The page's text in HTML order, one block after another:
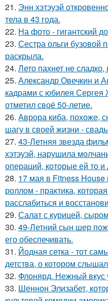
21. Энн хэтэуэй
тела в 43 года.
22. На фото - гигантский
23. Сестра ольги бузовой
раскрыла.
24. Лето пахнет не
25. Александр Овечкин и
кадрами с юбилея Сергея
отметил своё 50-летие.
26. Аврора киба, похоже,
шагу в своей жизни -
27. 43-Летняя звезда
хэтэуэй, нарушила
операций, которые ей то
28. 17 мая в Fitness
роллом - практика,
расслабиться и
29. Салат с курицей,
30. 49-Летний сын шер
его обеспечивать.
31. Йодная сетка - тот
детства, о котором
32. Флонярд. Нежный вкус
33. Шеннон Элизабет,